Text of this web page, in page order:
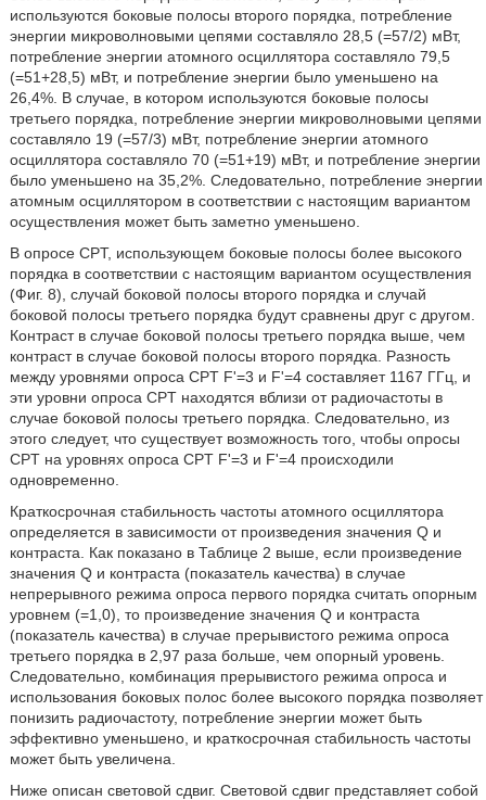
используются боковые полосы второго порядка, потребление
энергии микроволновыми цепями составляло 28,5 (=57/2) мВт,
потребление энергии атомного осциллятора составляло 79,5
(=51+28,5) мВт, и потребление энергии было уменьшено на
26,4%. В случае, в котором используются боковые полосы
третьего порядка, потребление энергии микроволновыми цепями
составляло 19 (=57/3) мВт, потребление энергии атомного
осциллятора составляло 70 (=51+19) мВт, и потребление энергии
было уменьшено на 35,2%. Следовательно, потребление энергии
атомным осциллятором в соответствии с настоящим вариантом
осуществления может быть заметно уменьшено.
В опросе CPT, использующем боковые полосы более высокого
порядка в соответствии с настоящим вариантом осуществления
(Фиг. 8), случай боковой полосы второго порядка и случай
боковой полосы третьего порядка будут сравнены друг с другом.
Контраст в случае боковой полосы третьего порядка выше, чем
контраст в случае боковой полосы второго порядка. Разность
между уровнями опроса CPT F'=3 и F'=4 составляет 1167 ГГц, и
эти уровни опроса CPT находятся вблизи от радиочастоты в
случае боковой полосы третьего порядка. Следовательно, из
этого следует, что существует возможность того, чтобы опросы
CPT на уровнях опроса CPT F'=3 и F'=4 происходили
одновременно.
Краткосрочная стабильность частоты атомного осциллятора
определяется в зависимости от произведения значения Q и
контраста. Как показано в Таблице 2 выше, если произведение
значения Q и контраста (показатель качества) в случае
непрерывного режима опроса первого порядка считать опорным
уровнем (=1,0), то произведение значения Q и контраста
(показатель качества) в случае прерывистого режима опроса
третьего порядка в 2,97 раза больше, чем опорный уровень.
Следовательно, комбинация прерывистого режима опроса и
использования боковых полос более высокого порядка позволяет
понизить радиочастоту, потребление энергии может быть
эффективно уменьшено, и краткосрочная стабильность частоты
может быть увеличена.
Ниже описан световой сдвиг. Световой сдвиг представляет собой